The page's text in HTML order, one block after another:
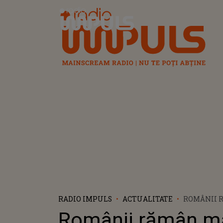
Radio Impuls
RADIO IMPULS ACTUALITATE
ROMÂNII